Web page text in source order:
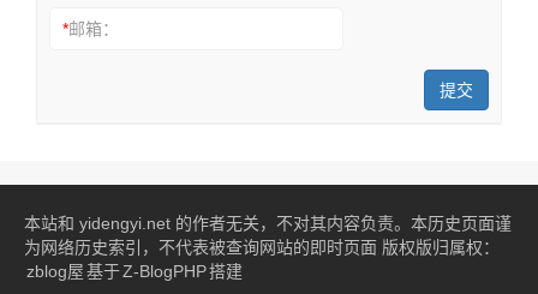
*邮箱：
提交
本站和 yidengyi.net 的作者无关，不对其内容负责。本历史页面谨
为网络历史索引，不代表被查询网站的即时页面 版权版归属权：
zblog屋基于Z-BlogPHP搭建